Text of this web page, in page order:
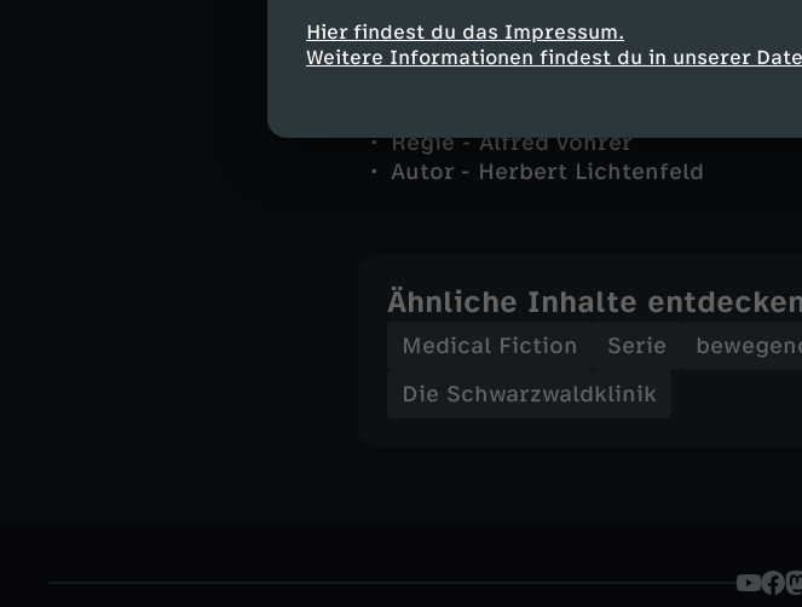
Hier findest du das Impressum.
Weitere Informationen findest du in unserer
Regie - Alfred Vohrer
Autor - Herbert Lichtenfeld
Ähnliche Inhalte
Medical Fiction Serie
Die Schwarzwaldklinik